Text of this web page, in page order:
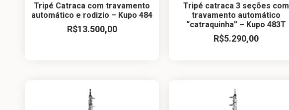
Tripé Catraca com travamento
automático e rodizio – Kupo 484
R$13.500,00
Tripé catraca 3 seções com
travamento automático
“catraquinha” – Kupo 483T
R$5.290,00